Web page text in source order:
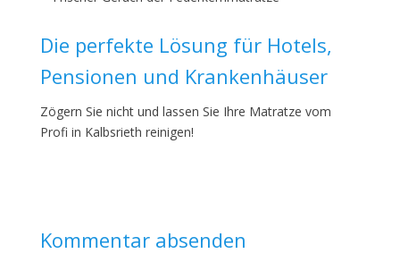
Die perfekte Lösung für Hotels,
Pensionen und Krankenhäuser
Zögern Sie nicht und lassen Sie Ihre Matratze vom
Profi in Kalbsrieth reinigen!
Kommentar absenden